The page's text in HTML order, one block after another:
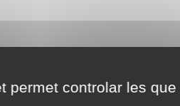
permet controlar les